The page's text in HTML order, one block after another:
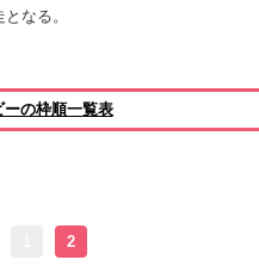
なる。
の枠順一覧表
2